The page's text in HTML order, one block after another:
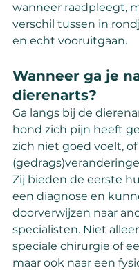
wanneer raadpleegt,
verschil tussen in
en echt vooruitgaan.
Wanneer ga je
dierenarts?
Ga langs bij de
hond zich pijn heeft
zich niet goed voelt, of
Zij bieden de eerste
een diagnose en
doorverwijzen naar
specialisten. Niet
speciale chirurgie of
maar ook naar een